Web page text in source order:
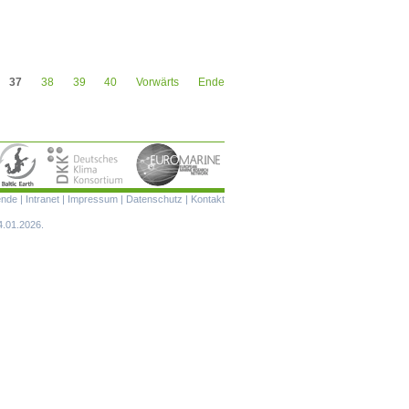
37 38 39 40 Vorwärts Ende
Navigation
| Intranet | Impressum | Datenschutz | Kontakt